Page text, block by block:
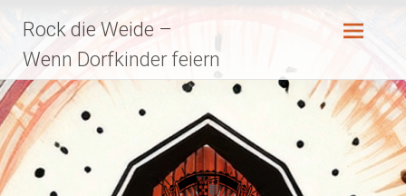
Inhalt
springen
Rock die Weide –
Wenn Dorfkinder feiern